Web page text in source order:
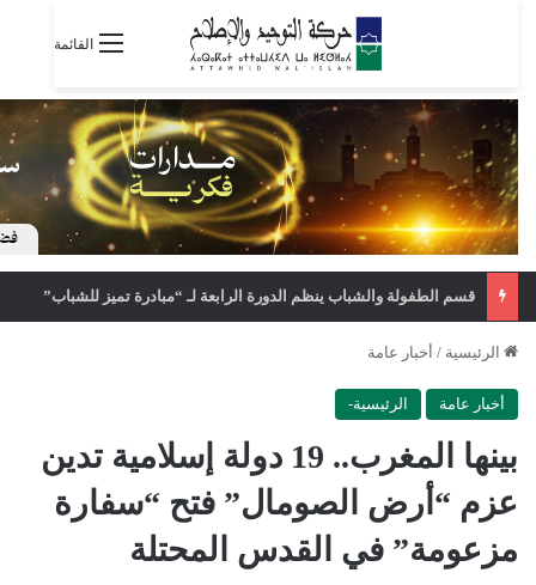
القائمة
قسم الطفولة والشباب ينظم الدورة الرابعة لـ “مبادرة تميز للشباب”
الرئيسية / أخبار عامة
أخبار عامة الرئيسية-
بينها المغرب.. 19 دولة إسلامية تدين
عزم “أرض الصومال” فتح “سفارة
مزعومة” في القدس المحتلة